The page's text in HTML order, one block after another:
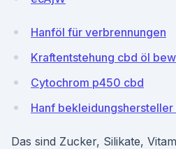
Hanföl für verbrennungen
Kraftentstehung cbd öl
Cytochrom p450 cbd
Hanf bekleidungshersteller
Das sind Zucker, Silikate,